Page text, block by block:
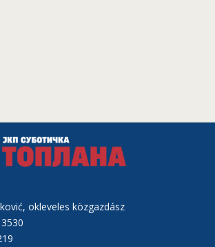
okleveles közgazdász